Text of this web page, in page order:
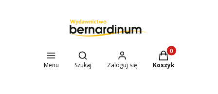
Menu
Otwórz wyszukiwarkę
Szukaj Zaloguj się
Produkty w
Koszyk